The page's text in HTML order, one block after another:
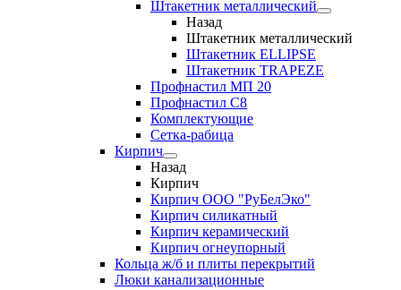
Штакетник металлический
Назад
Штакетник металлический
Штакетник ELLIPSE
Штакетник TRAPEZE
Профнастил МП 20
Профнастил С8
Комплектующие
Сетка-рабица
Кирпич
Назад
Кирпич
Кирпич ООО "РуБелЭко"
Кирпич силикатный
Кирпич керамический
Кирпич огнеупорный
Кольца ж/б и плиты перекрытий
Люки канализационные